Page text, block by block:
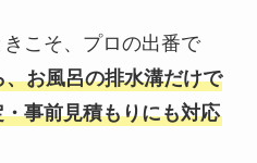
こそ、プロの出番で
お風呂の排水溝だけで
事前見積もりにも対応